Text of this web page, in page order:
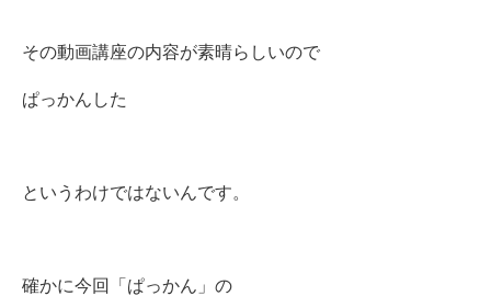
その動画講座の内容が素晴らしいので
ぱっかんした
というわけではないんです。
確かに今回「ぱっかん」の